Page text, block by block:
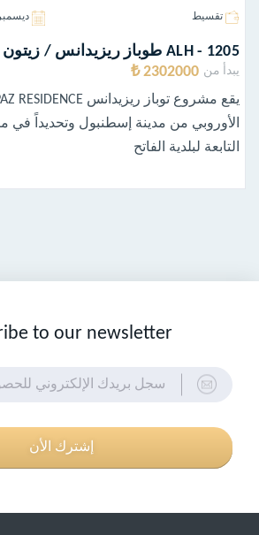
تقسيط ديسمبر 2022
ALH - 1205 طوباز ريزيدانس / زيتون بورنو
يبدأ من 2302000 ₺
الأوروبي من مدينة إسطنبول وتحديداً في
التابعة لبلدية الفاتح
to our newsletter
إشترك الأن